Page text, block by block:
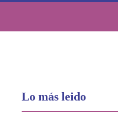
Lo más leido